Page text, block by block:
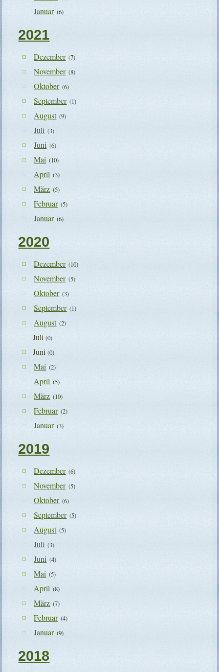
Januar (6)
2021
Dezember (7)
November (8)
Oktober (6)
September (1)
August (9)
Juli (3)
Juni (6)
Mai (10)
April (3)
März (5)
Februar (5)
Januar (6)
2020
Dezember (10)
November (5)
Oktober (3)
September (1)
August (2)
Juli(0)
Juni(0)
Mai (2)
April (5)
März (10)
Februar (2)
Januar (3)
2019
Dezember (6)
November (5)
Oktober (6)
September (5)
August (5)
Juli (3)
Juni (4)
Mai (5)
April (8)
März (7)
Februar (4)
Januar (9)
2018